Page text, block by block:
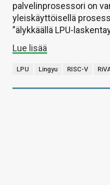
palvelinprosessori on
yleiskäyttöisellä
”älykkäällä LPU-
Lue lisää
LPU Lingyu RISC-V